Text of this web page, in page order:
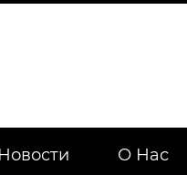
Новости О Нас